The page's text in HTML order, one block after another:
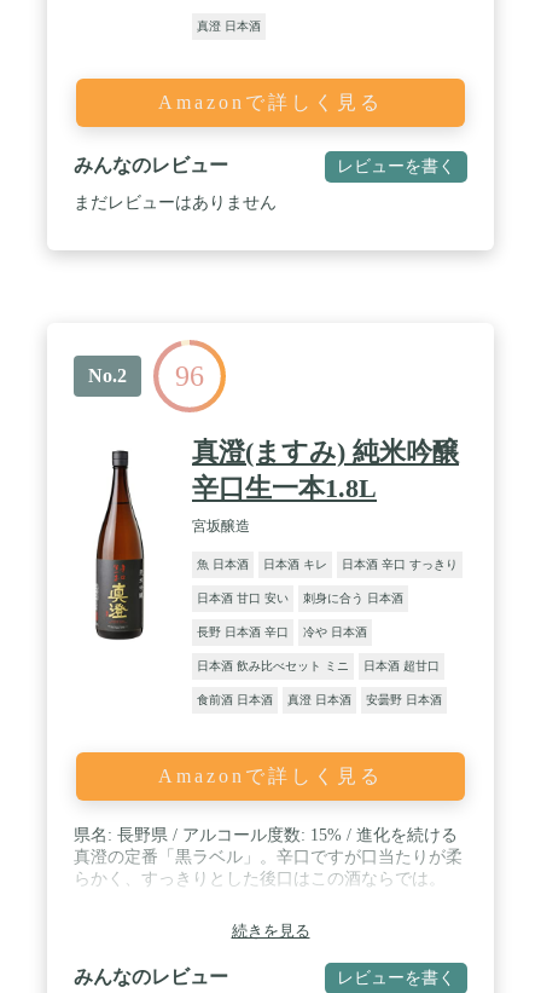
真澄 日本酒
Amazonで詳しく見る
みんなのレビュー レビューを書く
まだレビューはありません
No.2 96
真澄(ますみ) 純米吟醸
辛口生一本1.8L
宮坂醸造
魚 日本酒 日本酒 キレ 日本酒 辛口 すっきり
日本酒 甘口 安い 刺身に合う 日本酒
長野 日本酒 辛口 冷や 日本酒
日本酒 飲み比べセット ミニ 日本酒 超甘口
食前酒 日本酒 真澄 日本酒 安曇野 日本酒
Amazonで詳しく見る
県名: 長野県 / アルコール度数: 15% / 進化を続ける
真澄の定番「黒ラベル」。辛口ですが口当たりが柔
らかく、すっきりとした後口はこの酒ならでは。
続きを見る
みんなのレビュー レビューを書く